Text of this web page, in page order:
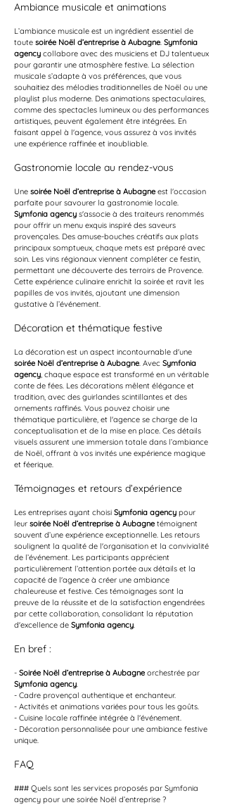
Ambiance musicale et animations
L’ambiance musicale est un ingrédient essentiel de
toute soirée Noël d’entreprise à Aubagne. Symfonia
agency collabore avec des musiciens et DJ talentueux
pour garantir une atmosphère festive. La sélection
musicale s’adapte à vos préférences, que vous
souhaitiez des mélodies traditionnelles de Noël ou une
playlist plus moderne. Des animations spectaculaires,
comme des spectacles lumineux ou des performances
artistiques, peuvent également être intégrées. En
faisant appel à l'agence, vous assurez à vos invités
une expérience raffinée et inoubliable.
Gastronomie locale au rendez-vous
Une soirée Noël d’entreprise à Aubagne est l'occasion
parfaite pour savourer la gastronomie locale.
Symfonia agency s'associe à des traiteurs renommés
pour offrir un menu exquis inspiré des saveurs
provençales. Des amuse-bouches créatifs aux plats
principaux somptueux, chaque mets est préparé avec
soin. Les vins régionaux viennent compléter ce festin,
permettant une découverte des terroirs de Provence.
Cette expérience culinaire enrichit la soirée et ravit les
papilles de vos invités, ajoutant une dimension
gustative à l’événement.
Décoration et thématique festive
La décoration est un aspect incontournable d'une
soirée Noël d’entreprise à Aubagne. Avec Symfonia
agency, chaque espace est transformé en un véritable
conte de fées. Les décorations mêlent élégance et
tradition, avec des guirlandes scintillantes et des
ornements raffinés. Vous pouvez choisir une
thématique particulière, et l'agence se charge de la
conceptualisation et de la mise en place. Ces détails
visuels assurent une immersion totale dans l’ambiance
de Noël, offrant à vos invités une expérience magique
et féerique.
Témoignages et retours d’expérience
Les entreprises ayant choisi Symfonia agency pour
leur soirée Noël d’entreprise à Aubagne témoignent
souvent d’une expérience exceptionnelle. Les retours
soulignent la qualité de l'organisation et la convivialité
de l’événement. Les participants apprécient
particulièrement l’attention portée aux détails et la
capacité de l'agence à créer une ambiance
chaleureuse et festive. Ces témoignages sont la
preuve de la réussite et de la satisfaction engendrées
par cette collaboration, consolidant la réputation
d'excellence de Symfonia agency.
En bref :
- Soirée Noël d’entreprise à Aubagne orchestrée par
Symfonia agency.
- Cadre provençal authentique et enchanteur.
- Activités et animations variées pour tous les goûts.
- Cuisine locale raffinée intégrée à l'événement.
- Décoration personnalisée pour une ambiance festive
unique.
FAQ
### Quels sont les services proposés par Symfonia
agency pour une soirée Noël d’entreprise ?